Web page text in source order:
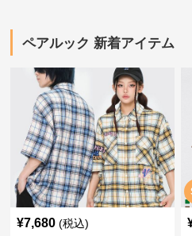
ペアルック 新着アイテム
¥7,680 (税込)